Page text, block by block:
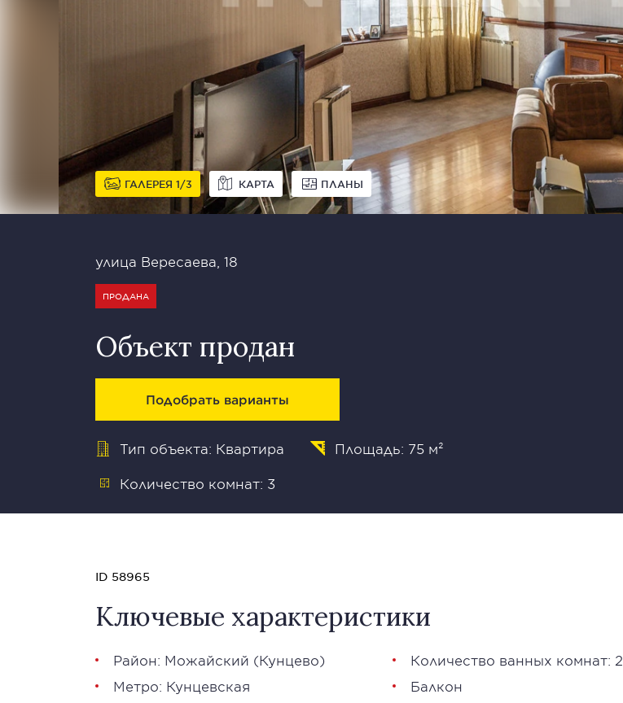
ГАЛЕРЕЯ 1 3 КАРТА ПЛАНЫ
улица Вересаева, 18
ПРОДАНА
Объект продан
Подобрать варианты
Тип объекта: Квартира Площадь: 75 м²
Количество комнат: 3
ID 58965
Ключевые характеристики
Район: Можайский (Кунцево)
Метро: Кунцевская
Количество ванных комнат: 2
Балкон